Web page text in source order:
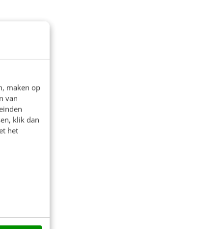
maken op
van
klik dan
het